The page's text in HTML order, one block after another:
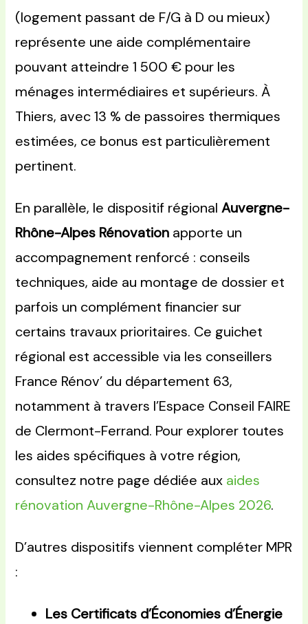
(logement passant de F/G à D ou mieux)
représente une aide complémentaire
pouvant atteindre 1 500 € pour les
ménages intermédiaires et supérieurs. À
Thiers, avec 13 % de passoires thermiques
estimées, ce bonus est particulièrement
pertinent.
En parallèle, le dispositif régionalAuvergne-
Rhône-Alpes Rénovation apporte un
accompagnement renforcé : conseils
techniques, aide au montage de dossier et
parfois un complément financier sur
certains travaux prioritaires. Ce guichet
régional est accessible via les conseillers
France Rénov’ du département 63,
notamment à travers l’Espace Conseil FAIRE
de Clermont-Ferrand. Pour explorer toutes
les aides spécifiques à votre région,
consultez notre page dédiée aux aides
rénovation Auvergne-Rhône-Alpes 2026.
D’autres dispositifs viennent compléter MPR
:
Les Certificats d’Économies d’Énergie